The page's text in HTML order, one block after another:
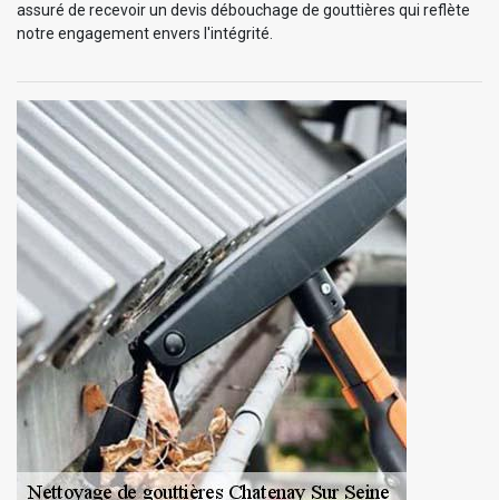
assuré de recevoir un devis débouchage de gouttières qui reflète
notre engagement envers l'intégrité.